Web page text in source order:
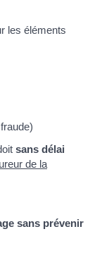
les éléments
sans délai
de la
sans prévenir